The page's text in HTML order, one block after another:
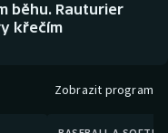
běhu. Rauturier
křečím
Zobrazit program